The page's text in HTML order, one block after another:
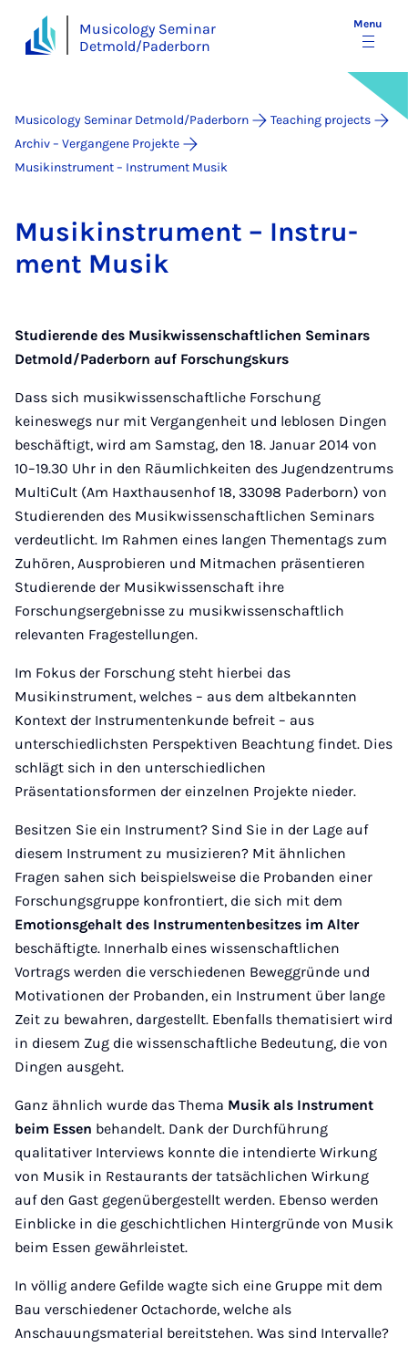
Musicology Seminar
Detmold/Paderborn
Menu
Musicology Seminar Detmold/Paderborn
Teaching projects
Archiv – Vergangene Projekte
Musikinstrument – Instrument Musik
Mu­sikin­stru­ment – In­stru­
ment Mu­sik
Studierende des Musikwissenschaftlichen Seminars
Detmold/Paderborn auf Forschungskurs
Dass sich musikwissenschaftliche Forschung
keineswegs nur mit Vergangenheit und leblosen Dingen
beschäftigt, wird am Samstag, den 18. Januar 2014 von
10–19.30 Uhr in den Räumlichkeiten des Jugendzentrums
MultiCult (Am Haxthausenhof 18, 33098 Paderborn) von
Studierenden des Musikwissenschaftlichen Seminars
verdeutlicht. Im Rahmen eines langen Thementags zum
Zuhören, Ausprobieren und Mitmachen präsentieren
Studierende der Musikwissenschaft ihre
Forschungsergebnisse zu musikwissenschaftlich
relevanten Fragestellungen.
Im Fokus der Forschung steht hierbei das
Musikinstrument, welches – aus dem altbekannten
Kontext der Instrumentenkunde befreit – aus
unterschiedlichsten Perspektiven Beachtung findet. Dies
schlägt sich in den unterschiedlichen
Präsentationsformen der einzelnen Projekte nieder.
Besitzen Sie ein Instrument? Sind Sie in der Lage auf
diesem Instrument zu musizieren? Mit ähnlichen
Fragen sahen sich beispielsweise die Probanden einer
Forschungsgruppe konfrontiert, die sich mit dem
Emotionsgehalt des Instrumentenbesitzes im Alter
beschäftigte. Innerhalb eines wissenschaftlichen
Vortrags werden die verschiedenen Beweggründe und
Motivationen der Probanden, ein Instrument über lange
Zeit zu bewahren, dargestellt. Ebenfalls thematisiert wird
in diesem Zug die wissenschaftliche Bedeutung, die von
Dingen ausgeht.
Ganz ähnlich wurde das Thema Musik als Instrument
beim Essen behandelt. Dank der Durchführung
qualitativer Interviews konnte die intendierte Wirkung
von Musik in Restaurants der tatsächlichen Wirkung
auf den Gast gegenübergestellt werden. Ebenso werden
Einblicke in die geschichtlichen Hintergründe von Musik
beim Essen gewährleistet.
In völlig andere Gefilde wagte sich eine Gruppe mit dem
Bau verschiedener Octachorde, welche als
Anschauungsmaterial bereitstehen. Was sind Intervalle?